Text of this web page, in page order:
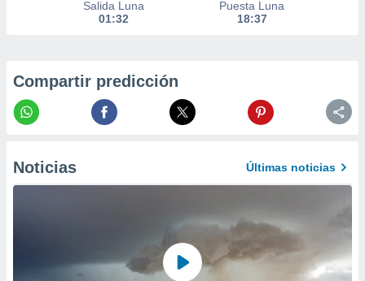
la
contenido
medir el
del
Salida Luna
01:32
Puesta Luna
18:37
Compartir predicción
Noticias Últimas noticias